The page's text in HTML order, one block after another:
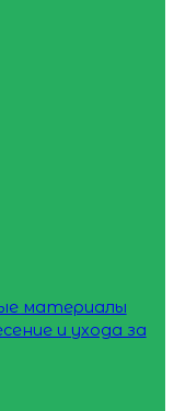
материалы
и ухода за